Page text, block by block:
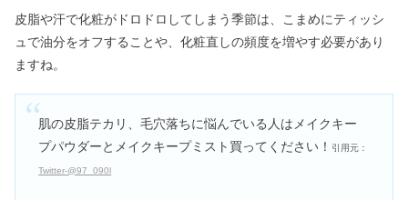
皮脂や汗で化粧がドロドロしてしまう季節は、こまめにティッシ
ュで油分をオフすることや、化粧直しの頻度を増やす必要があり
ますね。
肌の皮脂テカリ、毛穴落ちに悩んでいる人はメイクキー
プパウダーとメイクキープミスト買ってください！
引用元：
Twitter‐@97_090l